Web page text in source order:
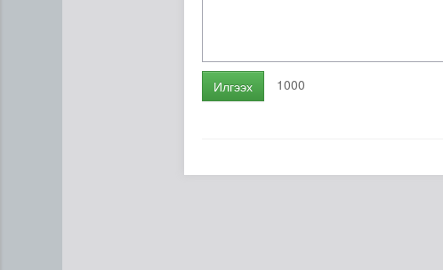
Илгээх 1000